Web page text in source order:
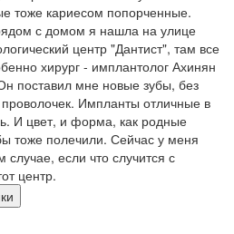
тоже кариесом попорченные.
с домом я нашла на улице
центр "Дантист", там все
хирург - имплантолог Ахинян
поставил мне новые зубы, без
Импланты отличные в
И цвет, и форма, как родные
тоже полечили. Сейчас у меня
если что случится с
центр.